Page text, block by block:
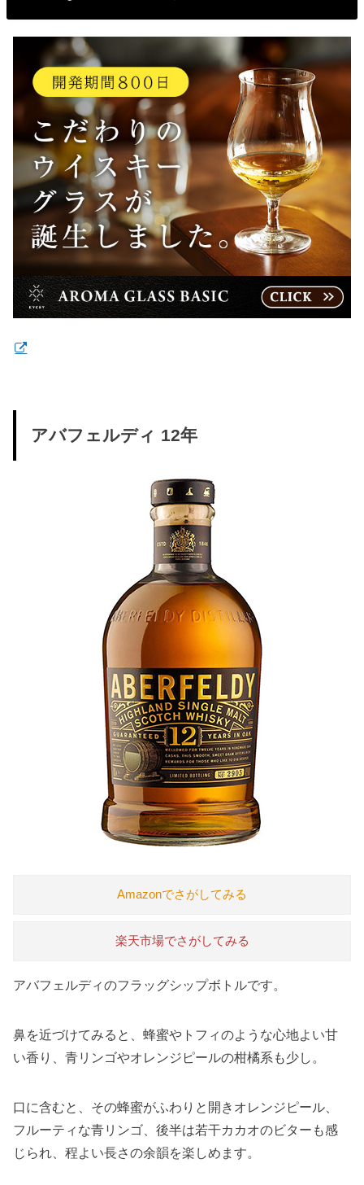
アバフェルディ 12年
Amazonでさがしてみる
楽天市場でさがしてみる
アバフェルディのフラッグシップボトルです。
鼻を近づけてみると、蜂蜜やトフィのような心地よい甘
い香り、青リンゴやオレンジピールの柑橘系も少し。
口に含むと、その蜂蜜がふわりと開きオレンジピール、
フルーティな青リンゴ、後半は若干カカオのビターも感
じられ、程よい長さの余韻を楽しめます。